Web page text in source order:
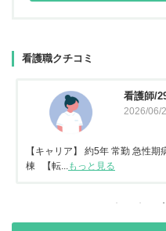
看護職クチコミ
看護師/
2026/06/
【キャリア】 約5年 常勤 急性
棟 【転...もっと見る